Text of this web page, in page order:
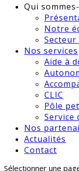
Qui
Notre
Nos services
Aide à
CLIC
Pôle
Service
Nos
Actualités
Contact
Sélectionner une